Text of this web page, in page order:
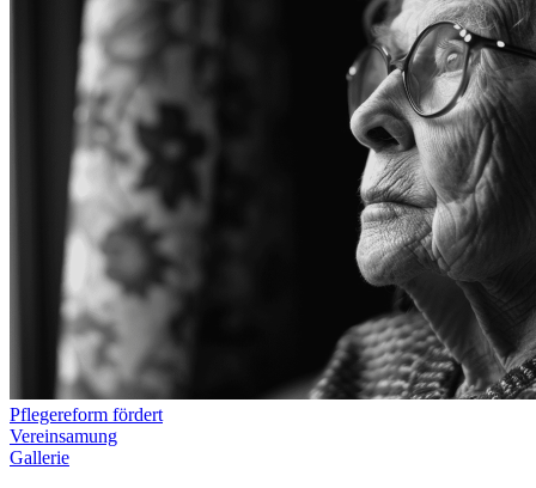
Pflegereform fördert
Vereinsamung
Gallerie